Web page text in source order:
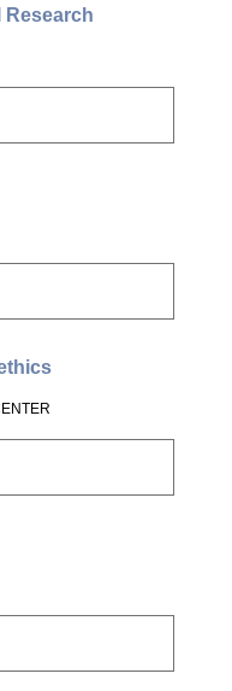
Research